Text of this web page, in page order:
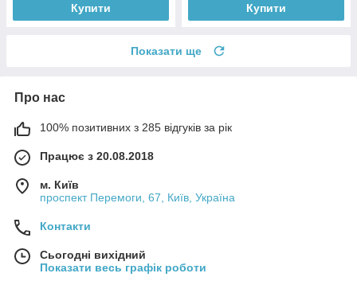
Купити Купити
Показати ще
Про нас
100% позитивних з 285 відгуків за рік
Працює з 20.08.2018
м. Київ
проспект Перемоги, 67, Київ, Україна
Контакти
Сьогодні вихідний
Показати весь графік роботи